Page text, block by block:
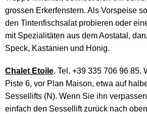
grossen Erkerfenstern. Als Vorspeise
den Tintenfischsalat probieren oder
mit Spezialitäten aus dem Aostatal,
Speck, Kastanien und Honig.
Chalet Etoile. Tel. +39 335 706 96 85.
Piste 6, vor Plan Maison, etwa auf
Sessellifts (N). Wenn Sie ihn
einfach den Sessellift zurück nach